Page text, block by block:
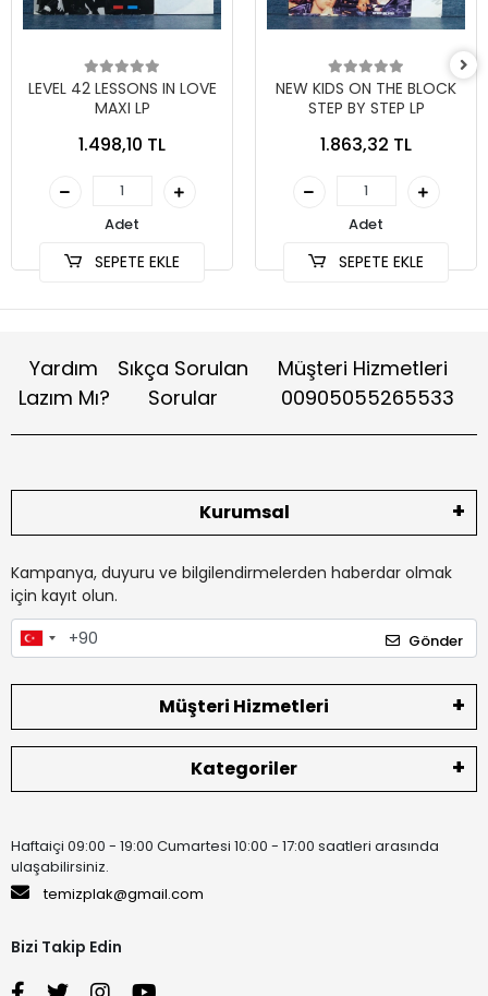
LEVEL 42 LESSONS IN LOVE
MAXI LP
1.498,10 TL
Adet
SEPETE EKLE
NEW KIDS ON THE BLOCK
STEP BY STEP LP
1.863,32 TL
Adet
SEPETE EKLE
Yardım
Lazım Mı?
Sıkça Sorulan
Sorular
Müşteri Hizmetleri
00905055265533
Kurumsal
Kampanya, duyuru ve bilgilendirmelerden haberdar olmak
için kayıt olun.
Gönder
Müşteri Hizmetleri
Kategoriler
Haftaiçi 09:00 - 19:00 Cumartesi 10:00 - 17:00 saatleri arasında
ulaşabilirsiniz.
temizplak@gmail.com
Bizi Takip Edin